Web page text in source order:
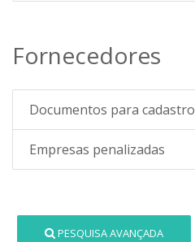
Fornecedores
Documentos para cadastro
Empresas penalizadas
PESQUISA AVANÇADA